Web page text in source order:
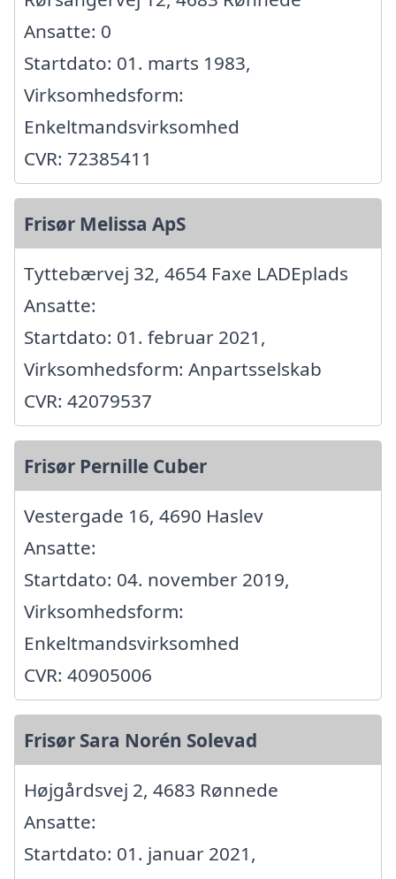
Ansatte: 0
Startdato: 01. marts 1983,
Virksomhedsform:
Enkeltmandsvirksomhed
CVR: 72385411
Frisør Melissa ApS
Tyttebærvej 32, 4654 Faxe LADEplads
Ansatte:
Startdato: 01. februar 2021,
Virksomhedsform: Anpartsselskab
CVR: 42079537
Frisør Pernille Cuber
Vestergade 16, 4690 Haslev
Ansatte:
Startdato: 04. november 2019,
Virksomhedsform:
Enkeltmandsvirksomhed
CVR: 40905006
Frisør Sara Norén Solevad
Højgårdsvej 2, 4683 Rønnede
Ansatte:
Startdato: 01. januar 2021,